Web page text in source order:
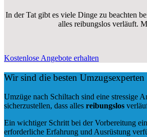
In der Tat gibt es viele Dinge zu beachten
alles reibungslos verläuft.
Kostenlose Angebote erhalten
Wir sind die besten
Umzüge nach Schiltach sind eine stressige
sicherzustellen, dass alles reibungslos
Ein wichtiger Schritt bei der Vorbereitung
erforderliche Erfahrung und Ausrüstung